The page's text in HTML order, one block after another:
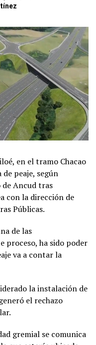
en el tramo Chacao
peaje, según
de Ancud tras
con la dirección de
Públicas.
de las
proceso, ha sido poder
va a contar la
la instalación de
el rechazo
gremial se comunica